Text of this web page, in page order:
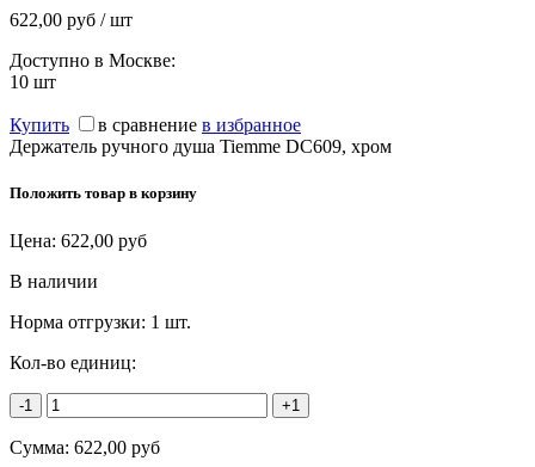
622,00 руб / шт
Доступно в Москве:
10 шт
Купить в сравнение в избранное
Держатель ручного душа Tiemme DC609, хром
Положить товар в корзину
Цена: 622,00 руб
В наличии
Норма отгрузки: 1 шт.
Кол-во единиц:
-1 +1
Сумма: 622,00 руб